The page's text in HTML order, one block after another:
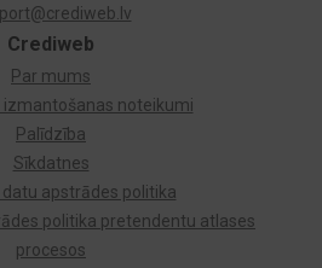
Crediweb
Par mums
izmantošanas noteikumi
Palīdzība
Sīkdatnes
datu apstrādes politika
politika pretendentu atlases
procesos